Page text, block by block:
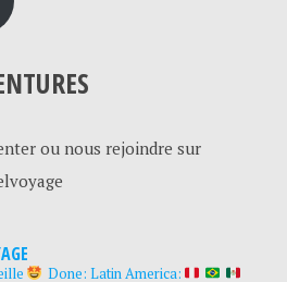
ou nous rejoindre sur
Done: Latin America: